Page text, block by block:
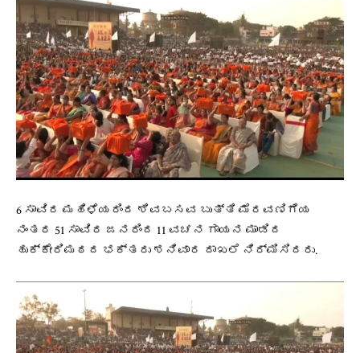
6 ಸಾವಿರ ಮಹಿಳೆಯರಿಂದ ಶಿವಬಸವ ಬುತ್ತಿ ಮೆರವಣಿಗೆಯ
ನಂತರ 51 ಸಾವಿರ ಜನರಿಂದ 11 ವಚನ ಗಾಯನ ಮಾಡಿದ
ಹುಕ್ಕೇರಿಮಠದ ಭಕ್ತರು ಶನಿವಾರ ದಾಖಲೆ ನಿರ್ಮಿಸಿದರು.